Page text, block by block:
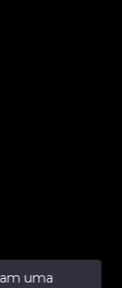
uma